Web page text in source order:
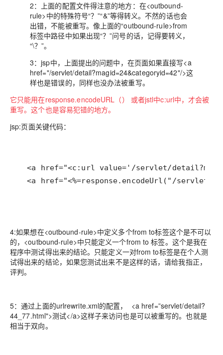
2：上面的配置文件得注意的地方：在<outbound-
rule>中的特殊符号“？”“&”等得转义。不然的话也会
出错，不能被重写。像上面的“outbound-rule>from
标签中路径中如果出现“？”问号的话，记得要转义，
“\？”。
3：jsp中，上面提出的问题中，在页面如果直接写<a
href="/servlet/detail?magid=24&categoryid=42"/>这
样也是错误的，同样也没办法被重写。
它只能用在response.encodeURL（） 或者jstl中c:url中，才会被
重写。这个也是容易犯错的地方。
jsp:页面关键代码：
<a href="<%=response.encodeUrl("/servlet/
4:如果想在<outbound-rule>中定义多个from to标签这个是不可以
的， <outbound-rule>中只能定义一个from to 标签。这个是我在
程序中测试得出来的结论。只能定义一对from to标签是在个人测
试得出来的结论，如果您测试出来不是这样的话，请给我指正，
评判。
5：通过上面的urlrewrite.xml的配置， <a href=”servlet/detail?
44_77.html">测试</a>这样子来访问也是可以被重写的。也就是
相当于双向。